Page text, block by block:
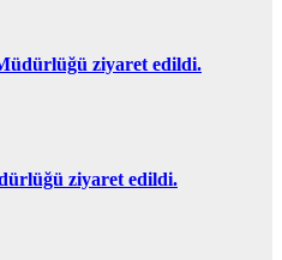
ziyaret edildi.
ziyaret edildi.